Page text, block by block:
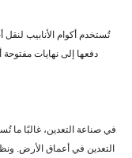
تُستخدم أكوام الأنابيب
دفعها إلى نهايات
في صناعة التعدين، غالبًا ما
التعدين في أعماق الأرض.